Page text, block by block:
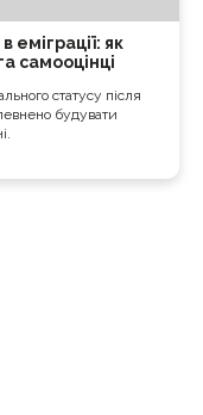
еміграції: як
самооцінці
статусу після
будувати